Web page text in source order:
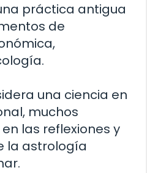
práctica antigua
de
una ciencia en
muchos
las reflexiones y
la astrología